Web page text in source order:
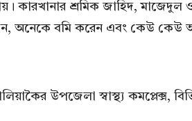
কারখানার শ্রমিক জাহিদ, মাজেদুল
অনেকে বমি করেন এবং কেউ কেউ
উপজেলা স্বাস্থ্য কমপ্লেক্স,